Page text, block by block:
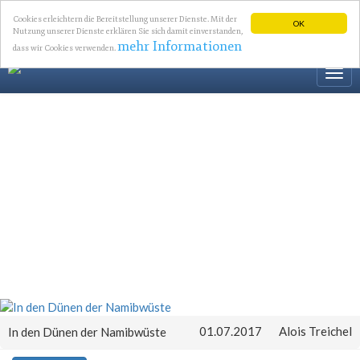
OK
Cookies erleichtern die Bereitstellung unserer Dienste. Mit der
Nutzung unserer Dienste erklären Sie sich damit einverstanden,
dass wir Cookies verwenden.mehr Informationen
In den Dünen der Namibwüste 01.07.2017 Alois Treichel